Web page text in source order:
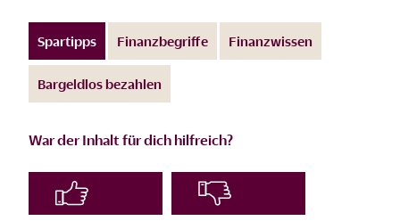
Spartipps Finanzbegriffe Finanzwissen
Bargeldlos bezahlen
War der Inhalt für dich hilfreich?